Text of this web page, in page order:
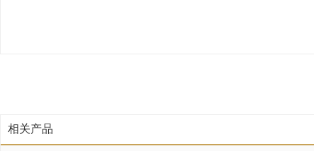
相关产品